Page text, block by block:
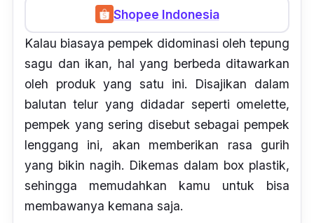
Shopee Indonesia
Kalau biasaya pempek didominasi oleh tepung
sagu dan ikan, hal yang berbeda ditawarkan
oleh produk yang satu ini. Disajikan dalam
balutan telur yang didadar seperti omelette,
pempek yang sering disebut sebagai pempek
lenggang ini, akan memberikan rasa gurih
yang bikin nagih. Dikemas dalam box plastik,
sehingga memudahkan kamu untuk bisa
membawanya kemana saja.